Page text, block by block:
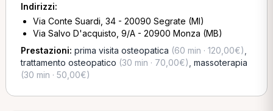
Indirizzi:
Via Conte Suardi, 34 - 20090 Segrate (MI)
Via Salvo D'acquisto, 9/A - 20900 Monza (MB)
Prestazioni: prima visita osteopatica (60 min · 120,00€)
trattamento osteopatico (30 min · 70,00€) massoterapia
(30 min · 50,00€)